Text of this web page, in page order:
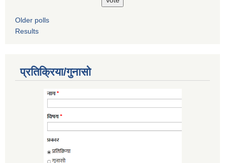
Older polls
Results
प्रतिक्रिया/गुनासो